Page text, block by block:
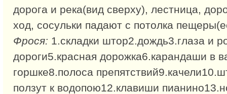
дорога и река(вид сверху), лестница,
ход, сосульки падают с потолка
Фрося: 1.складки штор2.дождь3.глаза и
дороги5.красная дорожка6.карандаши в
горшке8.полоса
ползут к водопою12.клавиши